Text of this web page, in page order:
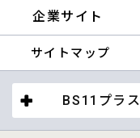
企業サイト
サイトマップ
BS11プラス